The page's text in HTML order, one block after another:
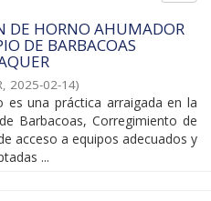
DE HORNO AHUMADOR
DE BARBACOAS
, 2025-02-14)
es una práctica arraigada en la
Barbacoas, Corregimiento de
acceso a equipos adecuados y
...